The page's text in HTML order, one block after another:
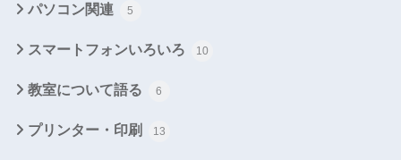
パソコン関連 5
スマートフォンいろいろ 10
教室について語る 6
プリンター・印刷 13